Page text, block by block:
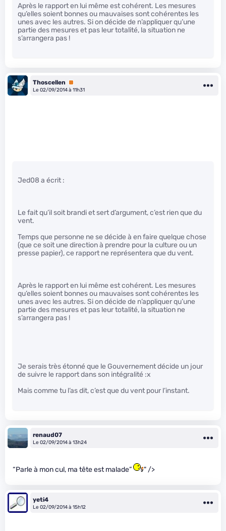
Après le rapport en lui même est cohérent. Les mesures
qu’elles soient bonnes ou mauvaises sont cohérentes les
unes avec les autres. Si on décide de n’appliquer qu’une
partie des mesures et pas leur totalité, la situation ne
s’arrangera pas !
Thoscellen
Premium
Le 02/09/2014 à 11h31
Jed08 a écrit :
Le fait qu’il soit brandi et sert d’argument, c’est rien que du
vent.
Temps que personne ne se décide à en faire quelque chose
(que ce soit une direction à prendre pour la culture ou un
presse papier), ce rapport ne représentera que du vent.
Après le rapport en lui même est cohérent. Les mesures
qu’elles soient bonnes ou mauvaises sont cohérentes les
unes avec les autres. Si on décide de n’appliquer qu’une
partie des mesures et pas leur totalité, la situation ne
s’arrangera pas !
Je serais très étonné que le Gouvernement décide un jour
de suivre le rapport dans son intégralité :x
Mais comme tu l’as dit, c’est que du vent pour l’instant.
renaud07
Le 02/09/2014 à 13h24
“Parle à mon cul, ma tête est malade” " />
yeti4
Le 02/09/2014 à 15h12